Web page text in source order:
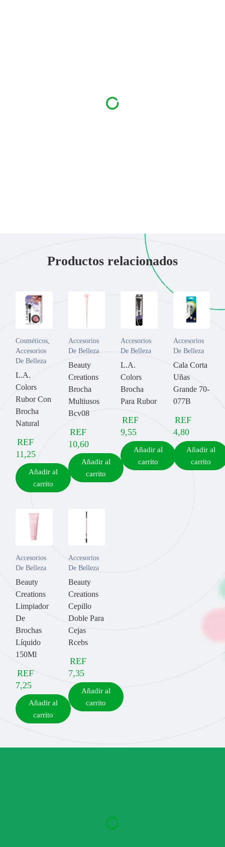
Productos relacionados
Cosméticos
Accesorios
De Belleza
L.A.
Colors
Rubor Con
Brocha
Natural
REF
11,25
Añadir al
carrito
Accesorios
De Belleza
Beauty
Creations
Brocha
Multiusos
Bcv08
REF
10,60
Añadir al
carrito
Accesorios
De Belleza
L.A.
Colors
Brocha
Para Rubor
REF
9,55
Añadir al
carrito
Accesorios
De Belleza
Cala Corta
Uñas
Grande 70-
077B
REF
4,80
Añadir al
carrito
Accesorios
De Belleza
Beauty
Creations
Limpiador
De
Brochas
Líquido
150Ml
REF
7,25
Añadir al
carrito
Accesorios
De Belleza
Beauty
Creations
Cepillo
Doble Para
Cejas
Rcebs
REF
7,35
Añadir al
carrito